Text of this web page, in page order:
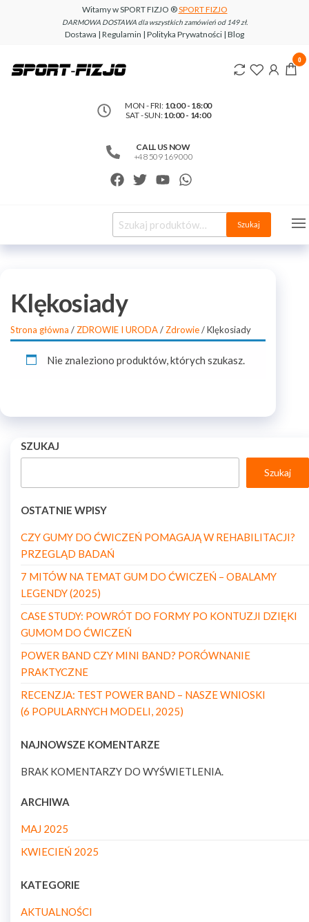
Witamy w SPORT FIZJO ®SPORT FIZJO
DARMOWA DOSTAWA dla wszystkich zamówień od 149 zł.
Dostawa | Regulamin | Polityka Prywatności | Blog
www.sport-
MON - FRI: 10:00 - 18:00
SAT - SUN:10:00 - 14:00
CALL US NOW
+48 509 169 000
0
Szukaj
Klękosiady
Strona główna / ZDROWIE I URODA/ Zdrowie/ Klękosiady
Nie znaleziono produktów, których szukasz.
SZUKAJ
Szukaj
OSTATNIE WPISY
CZY GUMY DO ĆWICZEŃ POMAGAJĄ W REHABILITACJI?
PRZEGLĄD BADAŃ
7 MITÓW NA TEMAT GUM DO ĆWICZEŃ – OBALAMY
LEGENDY (2025)
CASE STUDY: POWRÓT DO FORMY PO KONTUZJI DZIĘKI
GUMOM DO ĆWICZEŃ
POWER BAND CZY MINI BAND? PORÓWNANIE
PRAKTYCZNE
RECENZJA: TEST POWER BAND – NASZE WNIOSKI
(6 POPULARNYCH MODELI, 2025)
NAJNOWSZE KOMENTARZE
BRAK KOMENTARZY DO WYŚWIETLENIA.
ARCHIWA
MAJ 2025
KWIECIEŃ 2025
KATEGORIE
AKTUALNOŚCI